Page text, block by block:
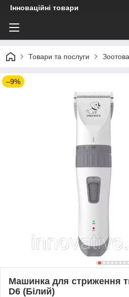
Інноваційні товари
Товари та послуги
–9%
Машинка для стриження
D6 (Білий)